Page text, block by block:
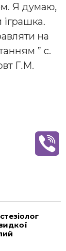
Я думаю,
на
” с.
Г.М.